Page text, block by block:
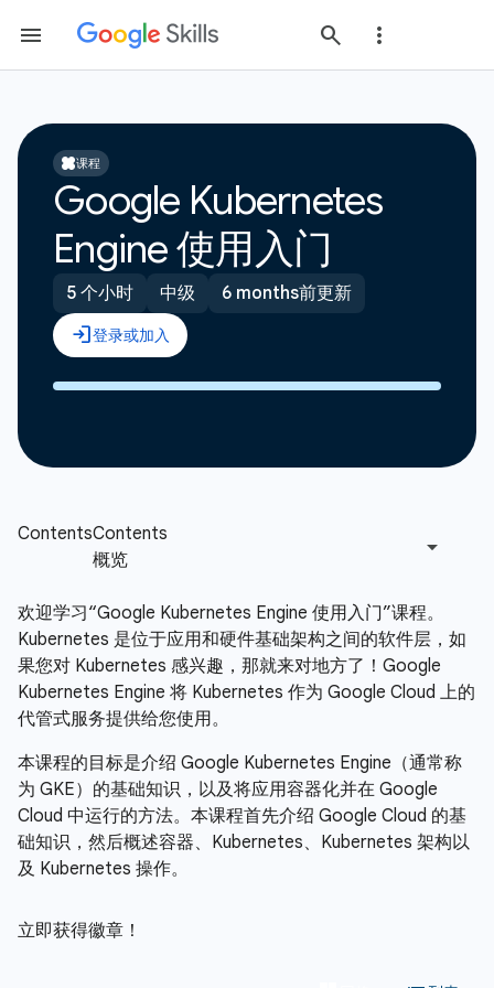
课程
Google Kubernetes
Engine 使用入门
5 个小时 中级 6 months前更新
欢迎学习“Google Kubernetes Engine 使用入门”课程。
Kubernetes 是位于应用和硬件基础架构之间的软件层，如
果您对 Kubernetes 感兴趣，那就来对地方了！Google
Kubernetes Engine 将 Kubernetes 作为 Google Cloud 上的
代管式服务提供给您使用。
本课程的目标是介绍 Google Kubernetes Engine（通常称
为 GKE）的基础知识，以及将应用容器化并在 Google
Cloud 中运行的方法。本课程首先介绍 Google Cloud 的基
础知识，然后概述容器、Kubernetes、Kubernetes 架构以
及 Kubernetes 操作。
立即获得徽章！